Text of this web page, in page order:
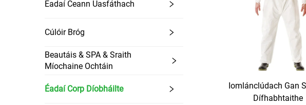
Éadaí Ceann Uasfáthach
Cúlóir Bróg
Beautáis & SPA & Sraith
Míochaine Ochtáin
Éadaí Corp Díobháilte
Iomlánclúdach Gan
Dífhabhtaithe